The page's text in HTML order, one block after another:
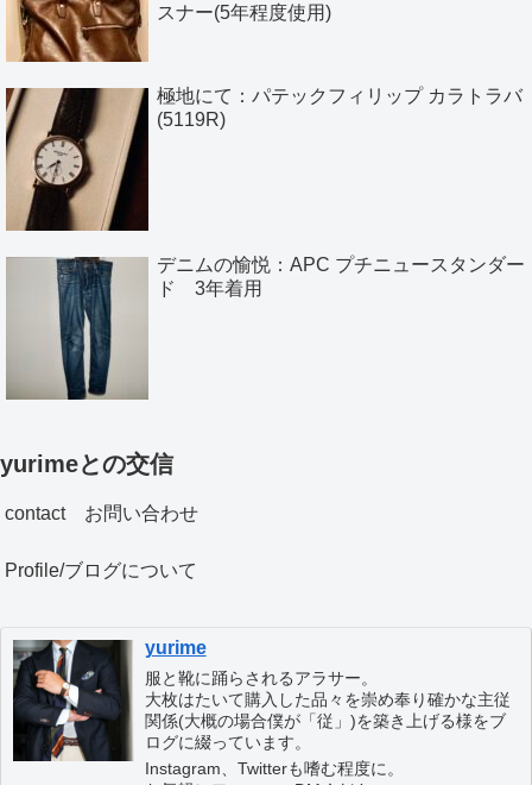
スナー(5年程度使用)
極地にて：パテックフィリップ カラトラバ
(5119R)
デニムの愉悦：APC プチニュースタンダー
ド 3年着用
yurimeとの交信
contact お問い合わせ
Profile/ブログについて
yurime
服と靴に踊らされるアラサー。
大枚はたいて購入した品々を崇め奉り確かな主従
関係(大概の場合僕が「従」)を築き上げる様をブ
ログに綴っています。
Instagram、Twitterも嗜む程度に。